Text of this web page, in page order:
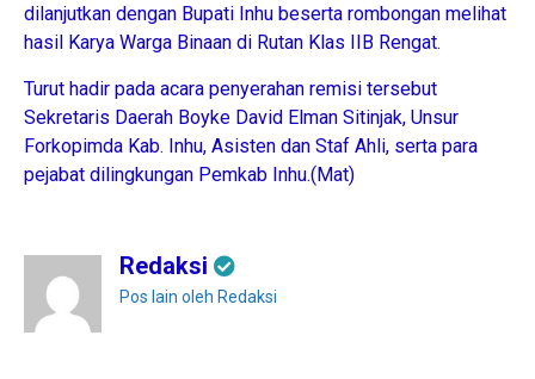
dilanjutkan dengan Bupati Inhu beserta rombongan melihat
hasil Karya Warga Binaan di Rutan Klas IIB Rengat.
Turut hadir pada acara penyerahan remisi tersebut
Sekretaris Daerah Boyke David Elman Sitinjak, Unsur
Forkopimda Kab. Inhu, Asisten dan Staf Ahli, serta para
pejabat dilingkungan Pemkab Inhu.(Mat)
Redaksi
Pos lain oleh Redaksi